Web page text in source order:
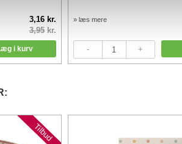
3,16 kr.
3,95kr.
» læs mere
Tilbud